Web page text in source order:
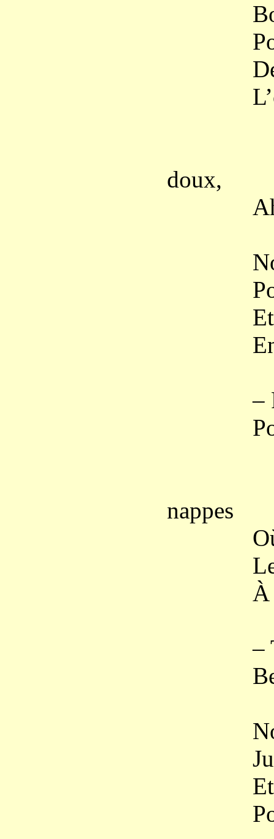
Pour
De sa
doux,
Ah
Nous
Pour la
Et l’on
En
–
Pour la
nappes
Où le
Les
À plein
–
Belles,
Nous
Jupons
Et
Pour